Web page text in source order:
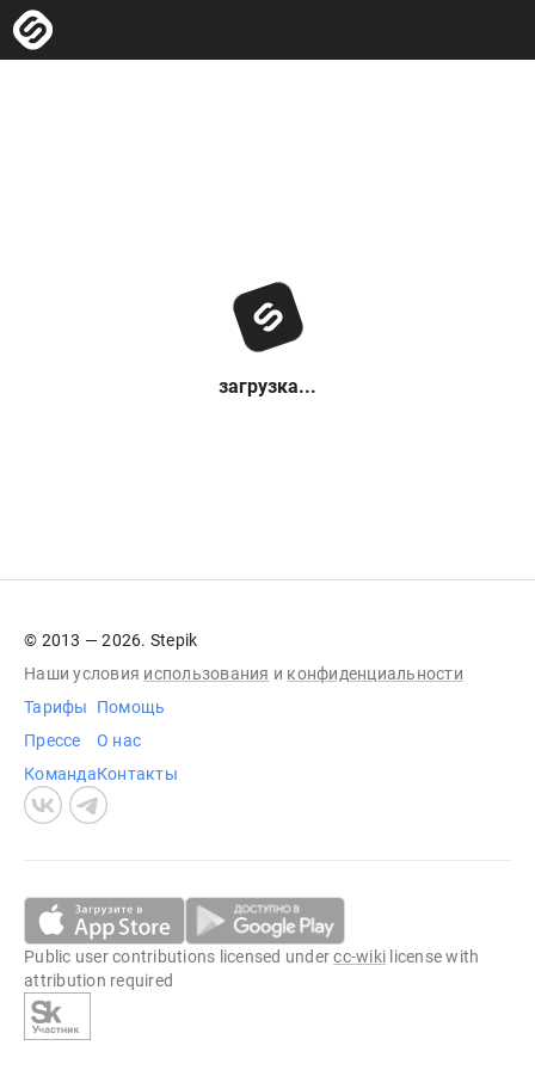
загрузка...
© 2013 — 2026. Stepik
Наши условия использования и конфиденциальности
Тарифы
Прессе
Команда
Помощь
О нас
Контакты
Public user contributions licensed undercc-wiki license with
attribution required